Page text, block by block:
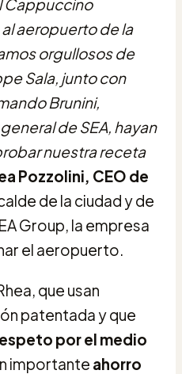
Cappuccino
aeropuerto de la
orgullosos de
Sala, junto con
Brunini,
de SEA, hayan
nuestra receta
Pozzolini, CEO de
de la ciudad y de
Group, la empresa
el aeropuerto.
que usan
patentada y que
por el medio
importante ahorro